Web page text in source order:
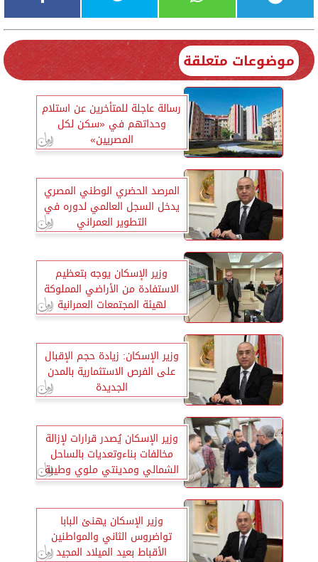
موضوعات متعلقة
رسالة عاجلة للمتأخرين عن استلام
وحداتهم في «سكن لكل
المصريين»
المرصد الحضري الوطني المصري
يدخل السجل العالمي لدوره في
التطوير العمراني
وزير الإسكان يوجه بتعظيم
الاستفادة من الأراضي المملوكة
لهيئة المجتمعات العمرانية
بالشروق
وزير الإسكان: زيادة حجم الإقبال
على الفرص الاستثمارية بالمدن
الجديدة
وزير الإسكان يُصدر قرارات لإزالة
مخالفات بناءوتعديات بالساحل
الشمالي ومدينتي ملوي وطيبة
الجديدتين
وزير الإسكان يهنئ البابا
تواضروس الثاني والمواطنين
الأقباط بعيد الميلاد المجيد